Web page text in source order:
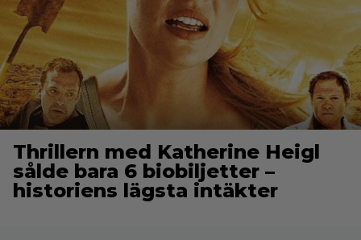
Thrillern med Katherine Heigl
sålde bara 6 biobiljetter –
historiens lägsta intäkter